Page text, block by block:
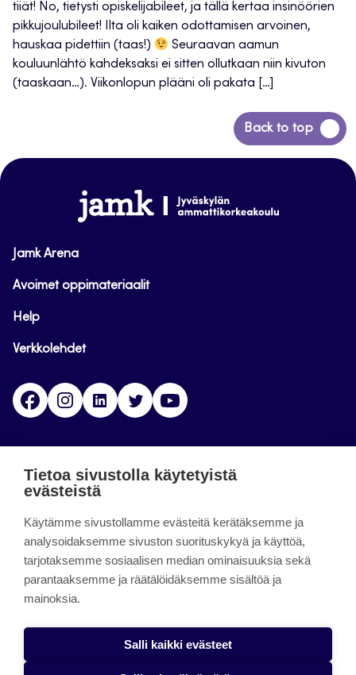
tiiät! No, tietysti opiskelijabileet, ja tällä kertaa insinöörien
pikkujoulubileet! Ilta oli kaiken odottamisen arvoinen,
hauskaa pidettiin (taas!)
Seuraavan aamun
kouluunlähtö kahdeksaksi ei sitten ollutkaan niin kivuton
(taaskaan…). Viikonlopun plääni oli pakata […]
Back to top
Siirry
takaisin
www.jamk.fi
Jamk Arena
Avoimet oppimateriaalit
Help
Verkkolehdet
FacebookInstagramLinkedinTwitter
päättynyt 11.9.2023.
About the site
Käyttöehdot
Saavutettavuusseloste
Alasottoilmoitus
Tietoa sivustolla käytetyistä
evästeistä
Käytämme sivustollamme evästeitä kerätäksemme ja
analysoidaksemme sivuston suorituskykyä ja käyttöä,
tarjotaksemme sosiaalisen median ominaisuuksia sekä
parantaaksemme ja räätälöidäksemme sisältöä ja
mainoksia.
Salli kaikki evästeet